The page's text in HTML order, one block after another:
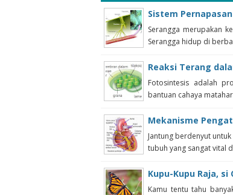
Sistem
Serangga merupakan
Serangga hidup di
Reaksi Terang
Fotosintesis adalah
bantuan cahaya
Mekanisme
Jantung berdenyut
tubuh yang sangat vital
Kupu-Kupu Raja,
Kamu tentu tahu